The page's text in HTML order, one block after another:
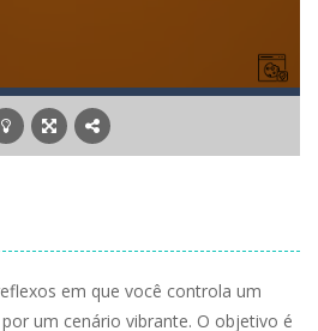
em que você controla um
um cenário vibrante. O objetivo é